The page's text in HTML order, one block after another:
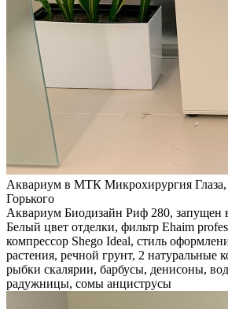
Аквариум в МТК Микрохирургия
Горького
Аквариум Биодизайн Риф 280, запущен
Белый цвет отделки, фильтр Ehaim
компрессор Shego Ideal, стиль
растения, речной грунт, 2 натуральные
рыбки скалярии, барбусы, денисоны,
радужницы, сомы анциструсы